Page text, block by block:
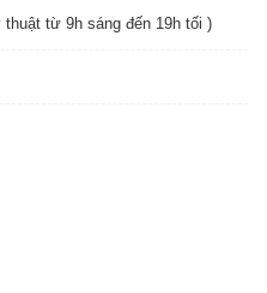
từ 9h sáng đến 19h tối )